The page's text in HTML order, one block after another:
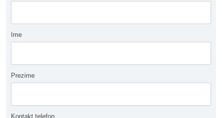
Ime
Prezime
Kontakt telefon